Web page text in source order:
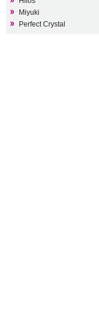
Miyuki
Perfect Crystal